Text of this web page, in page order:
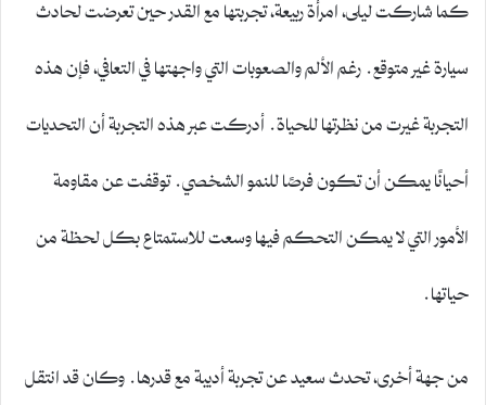
سيارة غير متوقع. رغم الألم والصعوبات التي واجهتها في التعافي، فإن هذه
التجربة غيرت من نظرتها للحياة. أدركت عبر هذه التجربة أن التحديات
أحيانًا يمكن أن تكون فرصًا للنمو الشخصي. توقفت عن مقاومة
الأمور التي لا يمكن التحكم فيها وسعت للاستمتاع بكل لحظة من
حياتها.
من جهة أخرى، تحدث سعيد عن تجربة أديبة مع قدرها. وكان قد انتقل